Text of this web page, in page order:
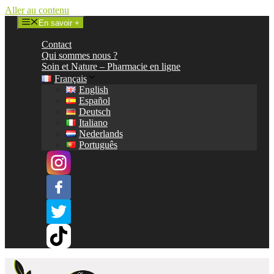
Aller au contenu
En savoir +
Contact
Qui sommes nous ?
Soin et Nature – Pharmacie en ligne
Français
English
Español
Deutsch
Italiano
Nederlands
Português